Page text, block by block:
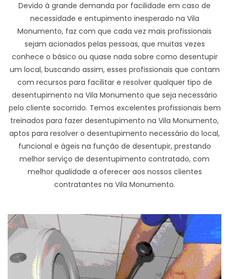
Devido à grande demanda por facilidade em caso de
necessidade e entupimento inesperado na Vila
Monumento, faz com que cada vez mais profissionais
sejam acionados pelas pessoas, que muitas vezes
conhece o básico ou quase nada sobre como desentupir
um local, buscando assim, esses profissionais que contam
com recursos para facilitar e resolver qualquer tipo de
desentupimento na Vila Monumento que seja necessário
pelo cliente socorrido. Temos excelentes profissionais bem
treinados para fazer desentupimento na Vila Monumento,
aptos para resolver o desentupimento necessário do local,
funcional e ágeis na função de desentupir, prestando
melhor serviço de desentupimento contratado, com
melhor qualidade a oferecer aos nossos clientes
contratantes na Vila Monumento.